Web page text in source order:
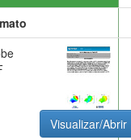
Visualizar/Abrir